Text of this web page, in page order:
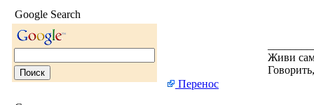
Google Search
Живи
Перенос